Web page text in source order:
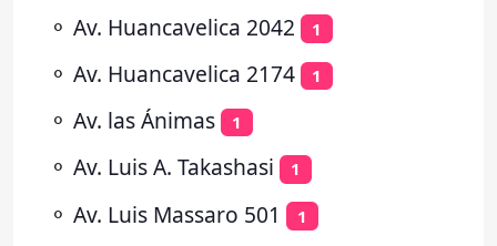
⚬ Av. Huancavelica 2042 1
⚬ Av. Huancavelica 2174 1
⚬ Av. las Ánimas 1
⚬ Av. Luis A. Takashasi 1
⚬ Av. Luis Massaro 501 1